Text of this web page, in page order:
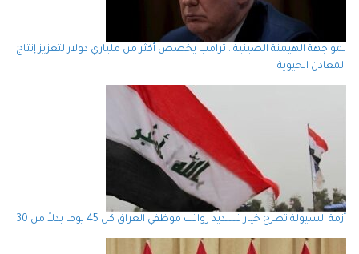
لمواجهة الهيمنة الصينية.. ترامب يخصص أكثر من ملياري دولار لتعزيز إنتاج
المعادن الحيوية
أزمة السيولة تطرح خيار تسديد رواتب موظفي العراق كل 45 يوما بدلاً من 30